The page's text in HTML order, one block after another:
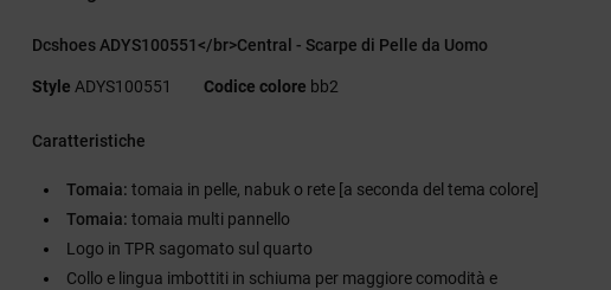
Dcshoes ADYS100551</br>Central - Scarpe di Pelle da Uomo
Style ADYS100551 Codice colore bb2
Caratteristiche
Tomaia: tomaia in pelle, nabuk o rete [a seconda del tema colore]
Tomaia: tomaia multi pannello
Logo in TPR sagomato sul quarto
Collo e lingua imbottiti in schiuma per maggiore comodità e